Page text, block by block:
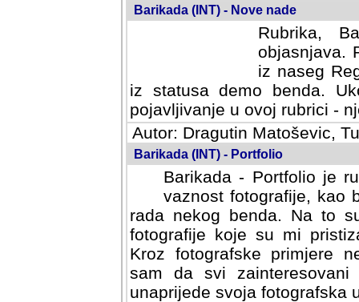
Barikada (INT) - Nove nade
Rubrika,
objasnjava.
iz naseg
iz statusa demo benda.
pojavljivanje u ovoj rubrici -
Autor: Dragutin Matoševic,
Barikada (INT) - Portfolio
Barikada - Portfolio je
vaznost fotografije, kao
rada nekog benda. Na to
fotografije koje su mi
fotografske primjere
svi zainteresovani
svoja fotografska umijeca.